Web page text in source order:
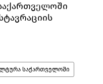
საქართველოში